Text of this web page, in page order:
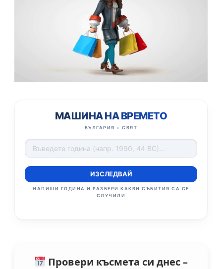
МАШИНА НА ВРЕМЕТО
БЪЛГАРИЯ + СВЯТ
ИЗСЛЕДВАЙ
НАПИШИ ГОДИНА И РАЗБЕРИ КАКВИ СЪБИТИЯ СА СЕ
СЛУЧИЛИ
Провери късмета си днес –